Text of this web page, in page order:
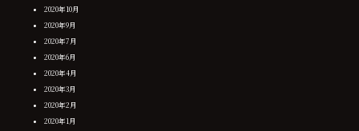
2020年10月
2020年9月
2020年7月
2020年6月
2020年4月
2020年3月
2020年2月
2020年1月